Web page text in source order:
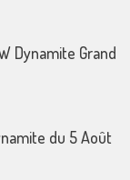
Dynamite Grand
du 5 Août